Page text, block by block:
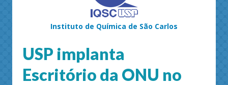
Instituto de Química de São Carlos
USP implanta
Escritório da ONU no